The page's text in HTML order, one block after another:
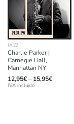
JAZZ
Charlie Parker |
Carnegie Hall,
Manhattan NY
12,95€ – 15,95€Price
IVA incluido